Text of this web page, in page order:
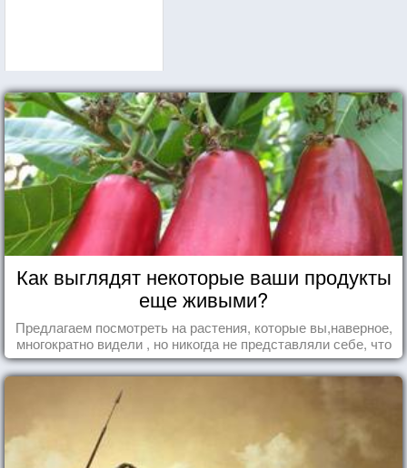
Как выглядят некоторые ваши продукты
еще живыми?
Предлагаем посмотреть на растения, которые вы,наверное,
многократно видели , но никогда не представляли себе, что
употребляете их в пищу.